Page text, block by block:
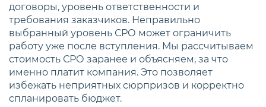
договоры, уровень ответственности и
требования заказчиков. Неправильно
выбранный уровень СРО может ограничить
работу уже после вступления. Мы рассчитываем
стоимость СРО заранее и объясняем, за что
именно платит компания. Это позволяет
избежать неприятных сюрпризов и корректно
спланировать бюджет.